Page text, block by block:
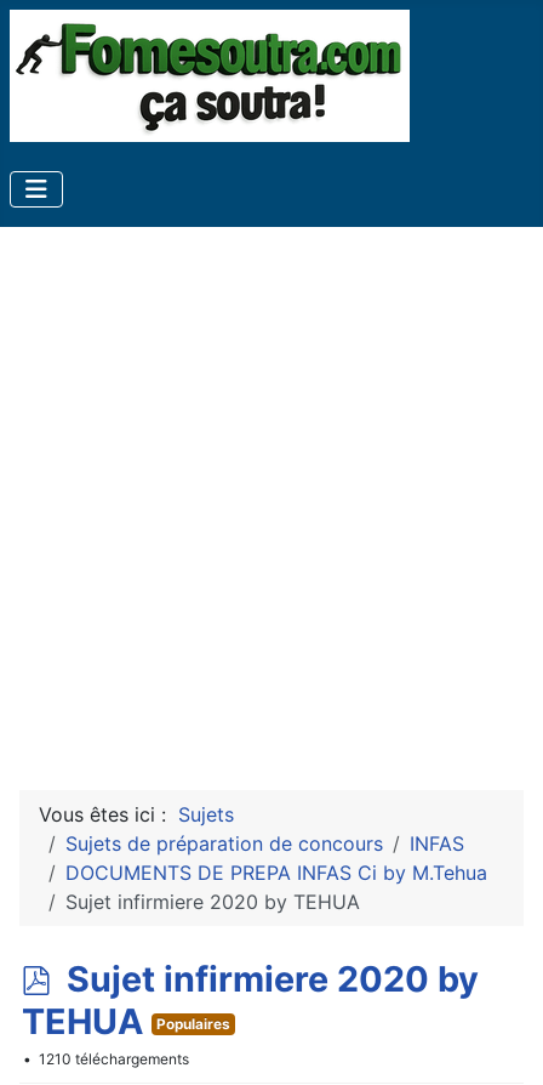
Vous êtes ici : Sujets
Sujets de préparation de concours
INFAS
DOCUMENTS DE PREPA INFAS Ci by M.Tehua
Sujet infirmiere 2020 by TEHUA
p
d
f
Sujet infirmiere 2020 by
TEHUA
Populaires
1210 téléchargements